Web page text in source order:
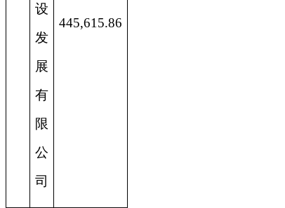
设
发
展
有
限
公
司
445,615.86